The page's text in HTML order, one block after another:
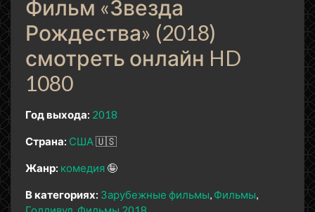
Фильм «Звезда
Рождества» (2018)
смотреть онлайн HD
1080
Год выхода: 2018
Страна: США🇺🇸
Жанр: комедия 🤪
В категориях: Зарубежные фильмы Фильмы